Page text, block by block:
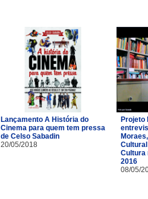
Lançamento A História do
Cinema para quem tem pressa
de Celso Sabadin
20/05/2018
Projeto
Cultura
2016
08/05/